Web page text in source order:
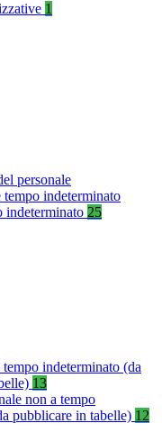
1
personale
tempo indeterminato
indeterminato 25
tempo indeterminato (da
13
non a tempo
pubblicare in tabelle) 12